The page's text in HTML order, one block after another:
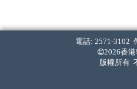
寫作組 Writing Section
最佳新聞寫電話: 2571-3102
2026香
版權所有